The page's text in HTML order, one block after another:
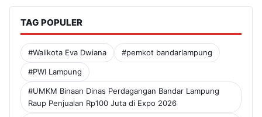
TAG POPULER
#Walikota Eva Dwiana #pemkot bandarlampung
#PWI Lampung
#UMKM Binaan Dinas Perdagangan Bandar Lampung
Raup Penjualan Rp100 Juta di Expo 2026